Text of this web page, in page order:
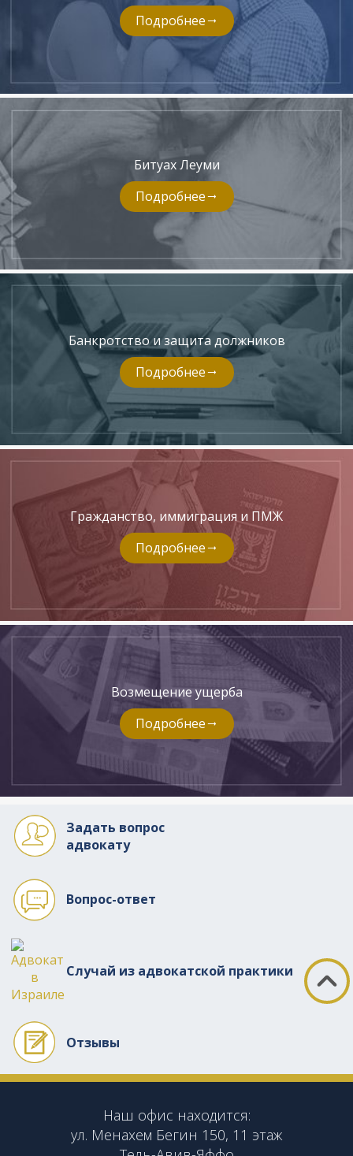
Подробнее
Битуах Леуми
Подробнее
Банкротство и защита должников
Подробнее
Гражданство, иммиграция и ПМЖ
Подробнее
Возмещение ущерба
Подробнее
Задать вопрос
адвокату
Вопрос-ответ
Случай из адвокатской практики
Отзывы
Наш офис находится:
ул. Менахем Бегин 150, 11 этаж